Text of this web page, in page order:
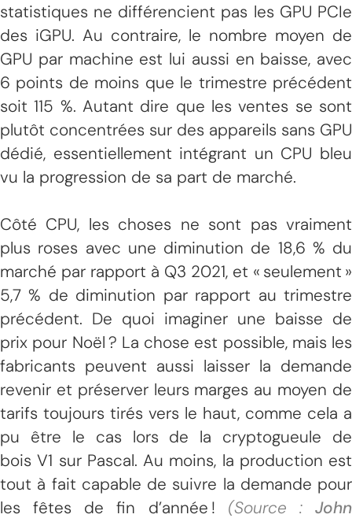
statistiques ne différencient pas les GPU PCIe
des iGPU. Au contraire, le nombre moyen de
GPU par machine est lui aussi en baisse, avec
6 points de moins que le trimestre précédent
soit 115 %. Autant dire que les ventes se sont
plutôt concentrées sur des appareils sans GPU
dédié, essentiellement intégrant un CPU bleu
vu la progression de sa part de marché.
Côté CPU, les choses ne sont pas vraiment
plus roses avec une diminution de 18,6 % du
marché par rapport à Q3 2021, et « seulement »
5,7 % de diminution par rapport au trimestre
précédent. De quoi imaginer une baisse de
prix pour Noël ? La chose est possible, mais les
fabricants peuvent aussi laisser la demande
revenir et préserver leurs marges au moyen de
tarifs toujours tirés vers le haut, comme cela a
pu être le cas lors de la cryptogueule de
bois V1 sur Pascal. Au moins, la production est
tout à fait capable de suivre la demande pour
les fêtes de fin d’année ! (Source :John